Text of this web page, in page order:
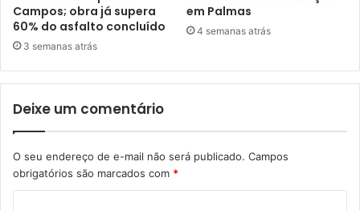
Campos; obra já supera
60% do asfalto concluído
3 semanas atrás
em Palmas
4 semanas atrás
Deixe um comentário
O seu endereço de e-mail não será publicado. Campos
obrigatórios são marcados com *